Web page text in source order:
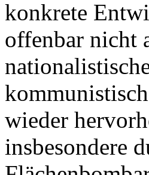
konkrete
offenbar nicht
wieder
insbesondere